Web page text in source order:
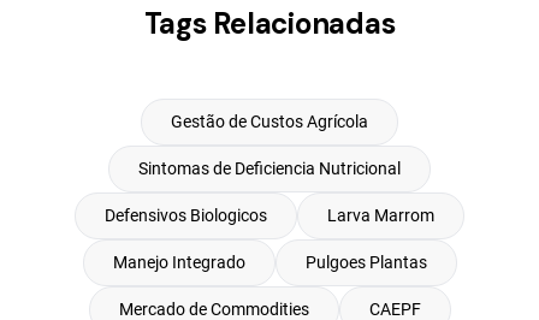
Tags Relacionadas
Gestão de Custos Agrícola
Sintomas de Deficiencia Nutricional
Defensivos Biologicos Larva Marrom
Manejo Integrado Pulgoes Plantas
Mercado de Commodities CAEPF